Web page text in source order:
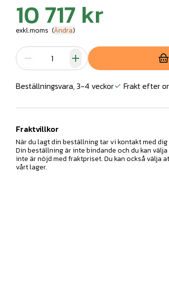
10 717 kr
exkl.moms (Ändra)
Beställningsvara, 3-4 veckor Frakt efter
Fraktvillkor
När du lagt din beställning tar vi kontakt med
Din beställning är inte bindande och du kan
inte är nöjd med fraktpriset. Du kan också välja
vårt lager.